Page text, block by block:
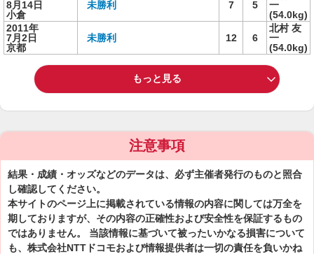
8月14日
小倉
未勝利 7 5
一
(54.0kg)
2011年
7月2日
京都
未勝利 12 6
北村 友
一
(54.0kg)
もっと見る
注意事項
結果・成績・オッズなどのデータは、必ず主催者発行のものと照合
し確認してください。
本サイトのページ上に掲載されている情報の内容に関しては万全を
期しておりますが、その内容の正確性および安全性を保証するもの
ではありません。 当該情報に基づいて被ったいかなる損害について
も、株式会社NTTドコモおよび情報提供者は一切の責任を負いかね